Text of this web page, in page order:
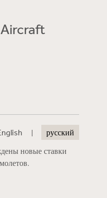
| русский
новые ставки